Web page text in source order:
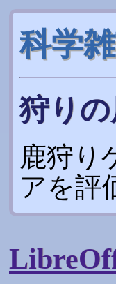
科学
狩り
鹿狩り
アを評